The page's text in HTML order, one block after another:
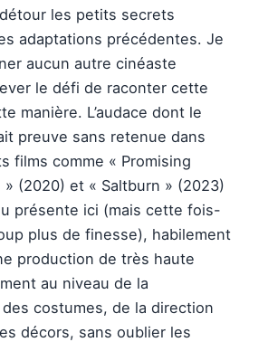
les petits secrets
adaptations précédentes. Je
aucun autre cinéaste
le défi de raconter cette
manière. L’audace dont le
preuve sans retenue dans
films comme « Promising
» (2020) et « Saltburn » (2023)
présente ici (mais cette fois-
plus de finesse), habilement
production de très haute
au niveau de la
costumes, de la direction
décors, sans oublier les